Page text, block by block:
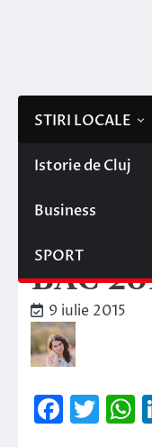
STIRI LOCALE
Istorie de Cluj
Business
SPORT
Stiri
Ana Gheorghe-
Ana
BAC
9 iulie 2015